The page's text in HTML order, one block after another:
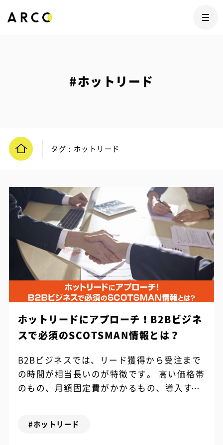
#ホットリード
タグ : ホットリード
ホットリードにアプローチ！B2Bビジネ
スで必須のSCOTSMAN情報とは？
B2Bビジネスでは、リード獲得から受注まで
の時間が相当長いのが特徴です。 高い価格帯
のもの、月額固定費がかかるもの、導入する
#ホットリード